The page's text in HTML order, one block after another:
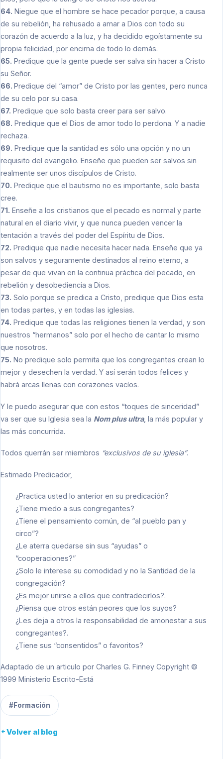
64. Niegue que el hombre se hace pecador porque, a causa
de su rebelión, ha rehusado a amar a Dios con todo su
corazón de acuerdo a la luz, y ha decidido egoístamente su
propia felicidad, por encima de todo lo demás.
65. Predique que la gente puede ser salva sin hacer a Cristo
su Señor.
66. Predique del “amor” de Cristo por las gentes, pero nunca
de su celo por su casa.
67. Predique que solo basta creer para ser salvo.
68. Predique que el Dios de amor todo lo perdona. Y a nadie
rechaza.
69. Predique que la santidad es sólo una opción y no un
requisito del evangelio. Enseñe que pueden ser salvos sin
realmente ser unos discípulos de Cristo.
70. Predique que el bautismo no es importante, solo basta
cree.
71. Enseñe a los cristianos que el pecado es normal y parte
natural en el diario vivir, y que nunca pueden vencer la
tentación a través del poder del Espíritu de Dios.
72. Predique que nadie necesita hacer nada. Enseñe que ya
son salvos y seguramente destinados al reino eterno, a
pesar de que vivan en la continua práctica del pecado, en
rebelión y desobediencia a Dios.
73. Solo porque se predica a Cristo, predique que Dios esta
en todas partes, y en todas las iglesias.
74. Predique que todas las religiones tienen la verdad, y son
nuestros “hermanos” solo por el hecho de cantar lo mismo
que nosotros.
75. No predique solo permita que los congregantes crean lo
mejor y desechen la verdad. Y así serán todos felices y
habrá arcas llenas con corazones vacíos.
Y le puedo asegurar que con estos “toques de sinceridad”
va ser que su Iglesia sea la Nom plus ultra, la más popular y
las más concurrida.
Todos querrán ser miembros “exclusivos de su iglesia”.
Estimado Predicador,
¿Practica usted lo anterior en su predicación?
¿Tiene miedo a sus congregantes?
¿Tiene el pensamiento común, de “al pueblo pan y
circo”?
¿Le aterra quedarse sin sus “ayudas” o
“cooperaciones?”
¿Solo le interese su comodidad y no la Santidad de la
congregación?
¿Es mejor unirse a ellos que contradecirlos?.
¿Piensa que otros están peores que los suyos?
¿Les deja a otros la responsabilidad de amonestar a sus
congregantes?.
¿Tiene sus “consentidos” o favoritos?
Adaptado de un articulo por Charles G. Finney Copyright ©
1999 Ministerio Escrito-Está
#Formación
Volver al blog